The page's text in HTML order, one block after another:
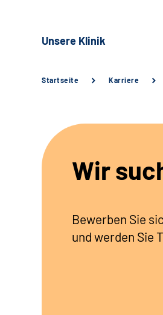
Unsere Klinik
Startseite Karriere
Wir
Bewerben Sie
und werden Sie